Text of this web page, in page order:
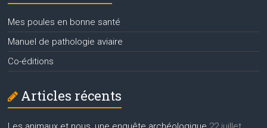
Mes poules en bonne santé
Manuel de pathologie aviaire
Co-éditions
Articles récents